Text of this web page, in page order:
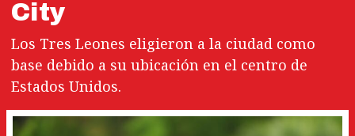
City
Los Tres Leones eligieron a la ciudad como
base debido a su ubicación en el centro de
Estados Unidos.